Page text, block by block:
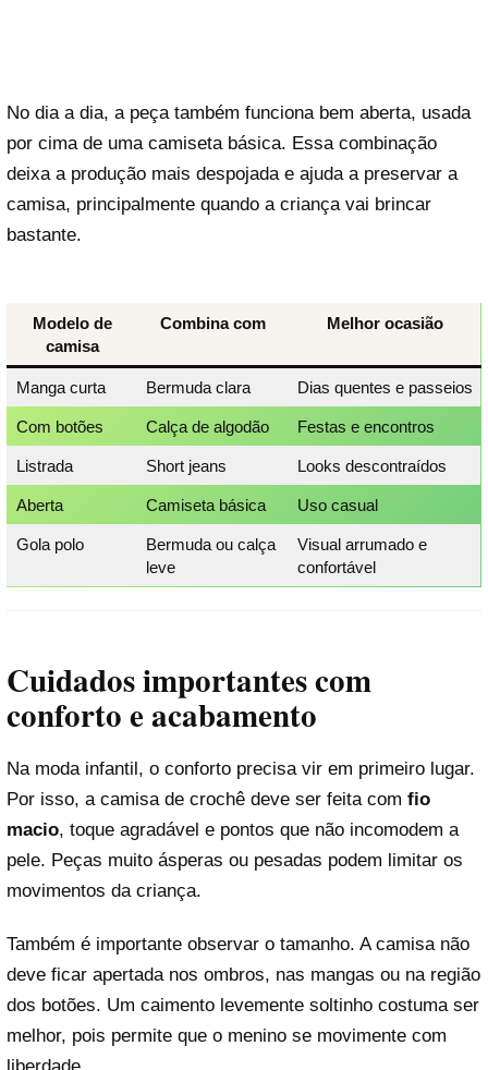
No dia a dia, a peça também funciona bem aberta, usada
por cima de uma camiseta básica. Essa combinação
deixa a produção mais despojada e ajuda a preservar a
camisa, principalmente quando a criança vai brincar
bastante.
Modelo de
camisa
Combina com Melhor ocasião
Manga curta Bermuda clara Dias quentes e passeios
Com botões Calça de algodão Festas e encontros
Listrada Short jeans Looks descontraídos
Aberta Camiseta básica Uso casual
Gola polo
Bermuda ou calça
leve
Visual arrumado e
confortável
Cuidados importantes com
conforto e acabamento
Na moda infantil, o conforto precisa vir em primeiro lugar.
Por isso, a camisa de crochê deve ser feita com fio
macio, toque agradável e pontos que não incomodem a
pele. Peças muito ásperas ou pesadas podem limitar os
movimentos da criança.
Também é importante observar o tamanho. A camisa não
deve ficar apertada nos ombros, nas mangas ou na região
dos botões. Um caimento levemente soltinho costuma ser
melhor, pois permite que o menino se movimente com